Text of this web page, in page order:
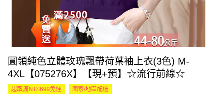
圓領純色立體玫瑰飄帶荷葉袖上衣(3色) M-
4XL【075276X】【現+預】☆流行前線☆
超取滿NT$699免運 國家/地區配送